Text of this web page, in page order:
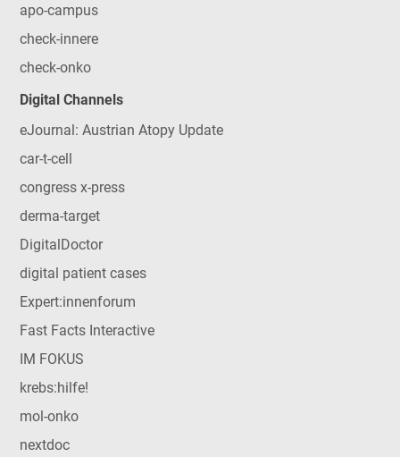
apo-campus
check-innere
check-onko
Digital Channels
eJournal: Austrian Atopy Update
car-t-cell
congress x-press
derma-target
DigitalDoctor
digital patient cases
Expert:innenforum
Fast Facts Interactive
IM FOKUS
krebs:hilfe!
mol-onko
nextdoc